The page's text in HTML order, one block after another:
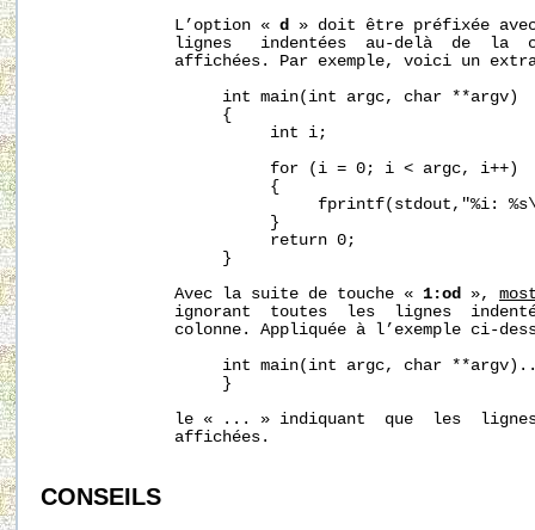
              L’option «
d
» doit être préfixée
lignes   indentées  au-delà  de  la
affichées. Par exemple, voici un
                   int main(int argc, char **argv)
                   {
                        int i;
                        for (i = 0; i < argc, i++)
                        {
fprintf(stdout,"%i:
                        }
                        return 0;
                   }
              Avec la suite de touche «
1:od »,
ignorant  toutes  les  lignes
colonne. Appliquée à l’exemple ci-
int main(int argc, char
                   }
le « ... » indiquant  que  les
              affichées.
CONSEILS